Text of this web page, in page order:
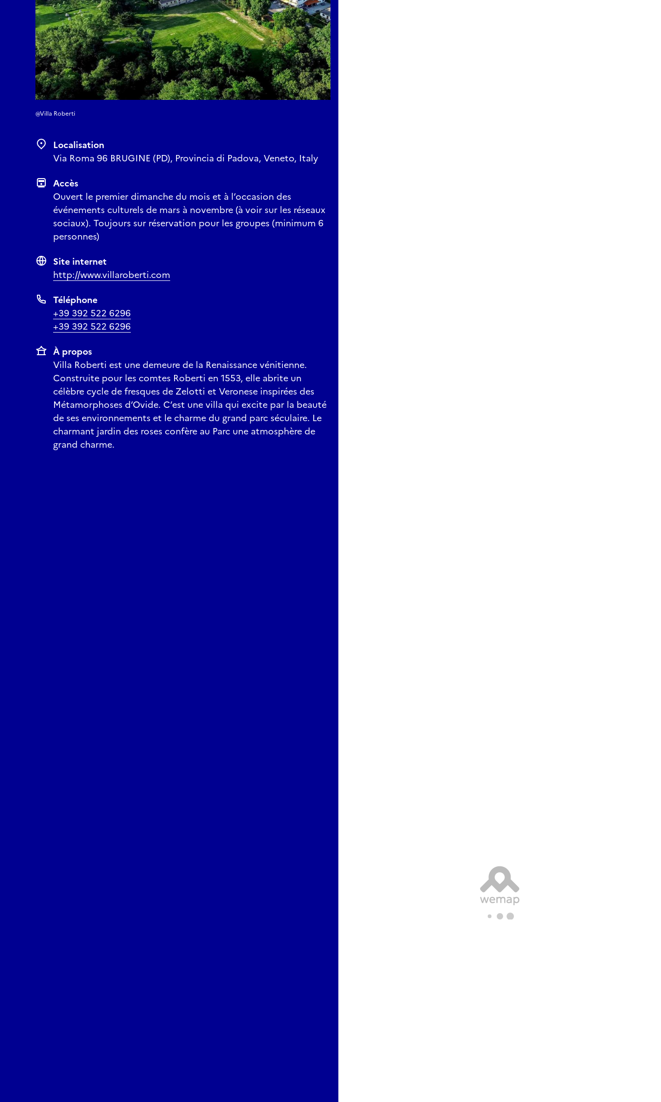
@Villa Roberti
Localisation
Via Roma 96 BRUGINE (PD), Provincia di Padova, Veneto, Italy
Accès
Ouvert le premier dimanche du mois et à l’occasion des
événements culturels de mars à novembre (à voir sur les réseaux
sociaux). Toujours sur réservation pour les groupes (minimum 6
personnes)
Site internet
http://www.villaroberti.com
Téléphone
+39 392 522 6296
+39 392 522 6296
À propos
Villa Roberti est une demeure de la Renaissance vénitienne.
Construite pour les comtes Roberti en 1553, elle abrite un
célèbre cycle de fresques de Zelotti et Veronese inspirées des
Métamorphoses d’Ovide. C’est une villa qui excite par la beauté
de ses environnements et le charme du grand parc séculaire. Le
charmant jardin des roses confère au Parc une atmosphère de
grand charme.